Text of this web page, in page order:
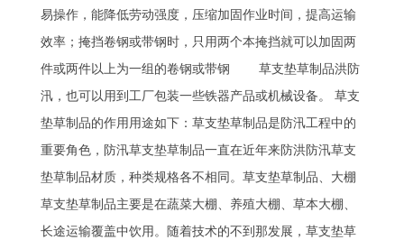
易操作，能降低劳动强度，压缩加固作业时间，提高运输
效率；掩挡卷钢或带钢时，只用两个本掩挡就可以加固两
件或两件以上为一组的卷钢或带钢 草支垫草制品洪防
汛，也可以用到工厂包装一些铁器产品或机械设备。 草支
垫草制品的作用用途如下：草支垫草制品是防汛工程中的
重要角色，防汛草支垫草制品一直在近年来防洪防汛草支
垫草制品材质，种类规格各不相同。草支垫草制品、大棚
草支垫草制品主要是在蔬菜大棚、养殖大棚、草本大棚、
长途运输覆盖中饮用。随着技术的不到那发展，草支垫草